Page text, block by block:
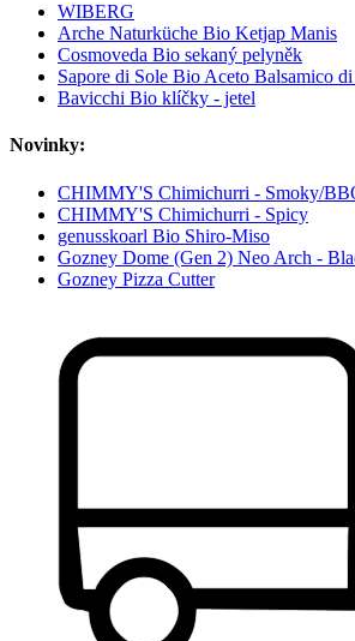
WIBERG
Arche Naturküche Bio Ketjap Manis
Cosmoveda Bio sekaný pelyněk
Sapore di Sole Bio Aceto Balsamico
Bavicchi Bio klíčky - jetel
Novinky:
CHIMMY'S Chimichurri - Smoky/
CHIMMY'S Chimichurri - Spicy
genusskoarl Bio Shiro-Miso
Gozney Dome (Gen 2) Neo Arch -
Gozney Pizza Cutter